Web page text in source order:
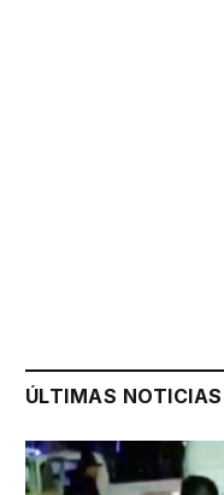
ÚLTIMAS NOTICIAS